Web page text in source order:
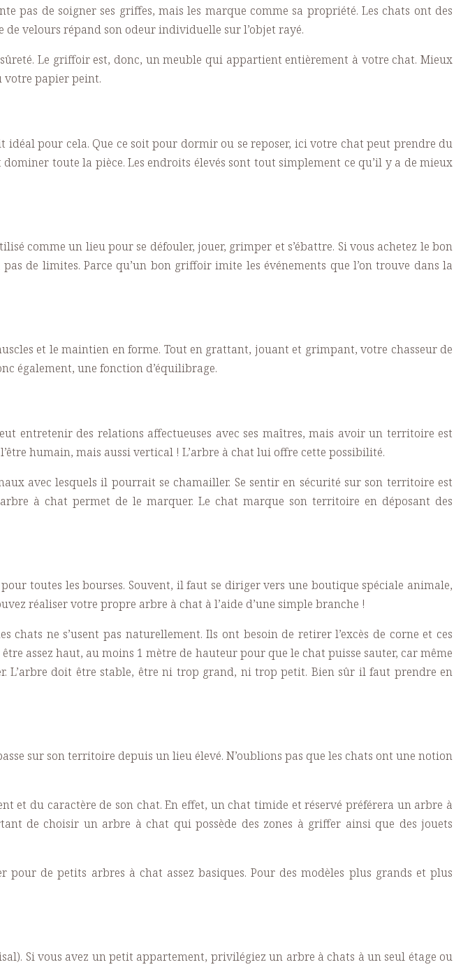
pas de soigner ses griffes, mais les marque comme sa propriété. Les chats ont des
velours répand son odeur individuelle sur l’objet rayé.
Le griffoir est, donc, un meuble qui appartient entièrement à votre chat. Mieux
votre papier peint.
pour cela. Que ce soit pour dormir ou se reposer, ici votre chat peut prendre du
toute la pièce. Les endroits élevés sont tout simplement ce qu’il y a de mieux
comme un lieu pour se défouler, jouer, grimper et s’ébattre. Si vous achetez le bon
de limites. Parce qu’un bon griffoir imite les événements que l’on trouve dans la
et le maintien en forme. Tout en grattant, jouant et grimpant, votre chasseur de
également, une fonction d’équilibrage.
entretenir des relations affectueuses avec ses maîtres, mais avoir un territoire est
humain, mais aussi vertical ! L’arbre à chat lui offre cette possibilité.
avec lesquels il pourrait se chamailler. Se sentir en sécurité sur son territoire est
à chat permet de le marquer. Le chat marque son territoire en déposant des
toutes les bourses. Souvent, il faut se diriger vers une boutique spéciale animale,
réaliser votre propre arbre à chat à l’aide d’une simple branche !
ne s’usent pas naturellement. Ils ont besoin de retirer l’excès de corne et ces
assez haut, au moins 1 mètre de hauteur pour que le chat puisse sauter, car même
L’arbre doit être stable, être ni trop grand, ni trop petit. Bien sûr il faut prendre en
sur son territoire depuis un lieu élevé. N’oublions pas que les chats ont une notion
et du caractère de son chat. En effet, un chat timide et réservé préférera un arbre à
de choisir un arbre à chat qui possède des zones à griffer ainsi que des jouets
de petits arbres à chat assez basiques. Pour des modèles plus grands et plus
Si vous avez un petit appartement, privilégiez un arbre à chats à un seul étage ou